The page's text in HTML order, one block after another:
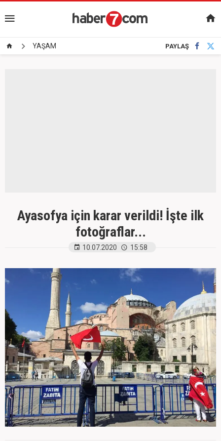
YAŞAM PAYLAŞ
Ayasofya için karar verildi! İşte ilk
fotoğraflar...
10.07.2020 15:58